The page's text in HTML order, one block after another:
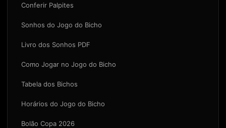
Conferir Palpites
Sonhos do Jogo do Bicho
Livro dos Sonhos PDF
Como Jogar no Jogo do Bicho
Tabela dos Bichos
Horários do Jogo do Bicho
Bolão Copa 2026